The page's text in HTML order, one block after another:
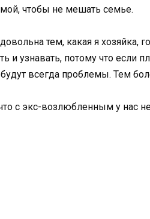
чтобы не мешать семье.
тем, какая я хозяйка,
и узнавать, потому что если
всегда проблемы. Тем
с экс-возлюбленным у нас